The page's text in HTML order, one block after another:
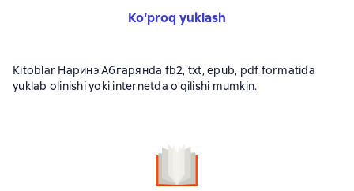
Ko‘proq yuklash
Kitoblar Наринэ Абгарянda fb2, txt, epub, pdf formatida
yuklab olinishi yoki internetda o'qilishi mumkin.